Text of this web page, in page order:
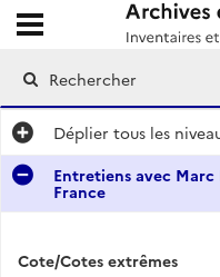
Archives
Ouvrir le menu déroulant
Déplier tous les
Entretiens avec
France
Cote/Cotes extrêmes